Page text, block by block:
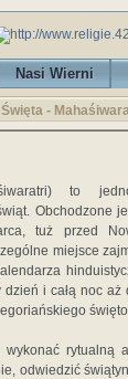
Nasi Wierni
Święta -
to
Obchodzone
tuż przed
miejsce
i całą noc
rytualną
odwiedzić